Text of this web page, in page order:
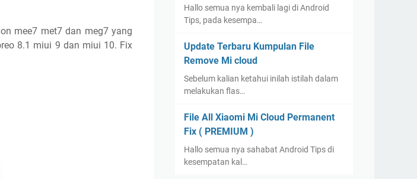
mee7 met7 dan meg7 yang
8.1 miui 9 dan miui 10. Fix
Hallo semua nya kembali lagi di Android
Tips, pada kesempa…
Update Terbaru Kumpulan File
Remove Mi cloud
Sebelum kalian ketahui inilah istilah dalam
melakukan flas…
File All Xiaomi Mi Cloud Permanent
Fix ( PREMIUM )
Hallo semua nya sahabat Android Tips di
kesempatan kal…